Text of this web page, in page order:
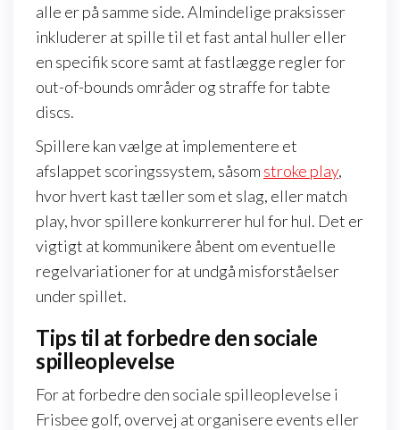
alle er på samme side. Almindelige praksisser
inkluderer at spille til et fast antal huller eller
en specifik score samt at fastlægge regler for
out-of-bounds områder og straffe for tabte
discs.
Spillere kan vælge at implementere et
afslappet scoringssystem, såsom stroke play,
hvor hvert kast tæller som et slag, eller match
play, hvor spillere konkurrerer hul for hul. Det er
vigtigt at kommunikere åbent om eventuelle
regelvariationer for at undgå misforståelser
under spillet.
Tips til at forbedre den sociale
spilleoplevelse
For at forbedre den sociale spilleoplevelse i
Frisbee golf, overvej at organisere events eller